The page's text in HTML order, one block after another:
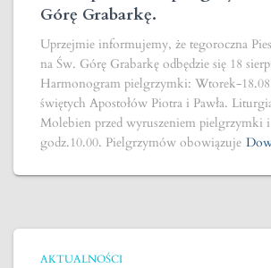
Górę Grabarkę.
Uprzejmie informujemy, że tegoroczna
na Św. Górę Grabarkę odbędzie się 18
Harmonogram pielgrzymki: Wtorek-
świętych Apostołów Piotra i Pawła.
Molebien przed wyruszeniem pielgrzymki
godz.10.00. Pielgrzymów obowiązuje
AKTUALNOŚCI